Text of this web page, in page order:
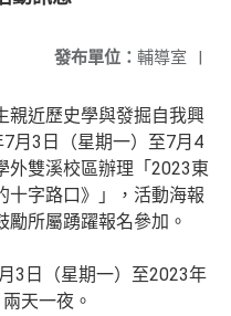
發布單位： 輔導室 |
親近歷史學與發掘自我興
月3日（星期一）至7月4
外雙溪校區辦理「2023東
十字路口》」，活動海報
所屬踴躍報名參加。
3日（星期一）至2023年
天一夜。